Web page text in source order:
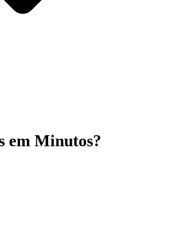
em Minutos?